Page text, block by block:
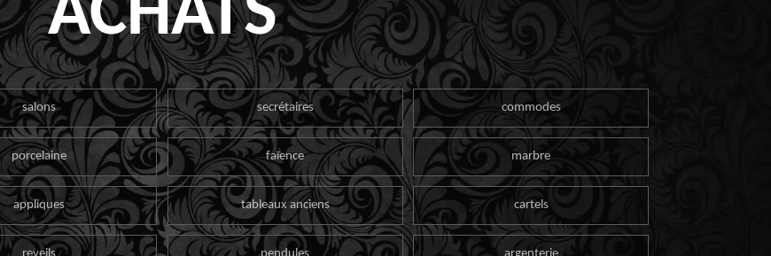
ACHATS
salons secrétaires commodes
porcelaine faïence marbre
appliques tableaux anciens cartels